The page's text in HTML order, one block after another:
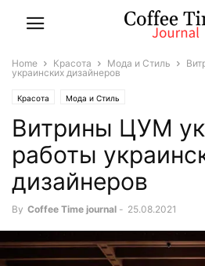
Home Красота Мода и Стиль
украинских дизайнеров
Красота Мода и Стиль
Витрины ЦУМ
работы
дизайнеров
By Coffee Time journal - 25.08.2021